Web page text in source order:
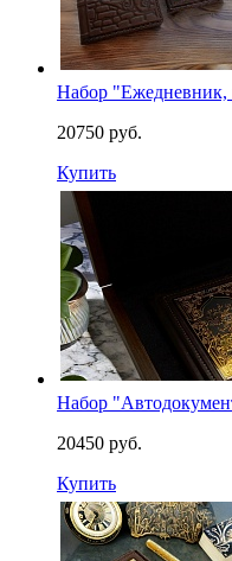
Набор "Ежедневник,
20750 руб.
Купить
Набор
20450 руб.
Купить